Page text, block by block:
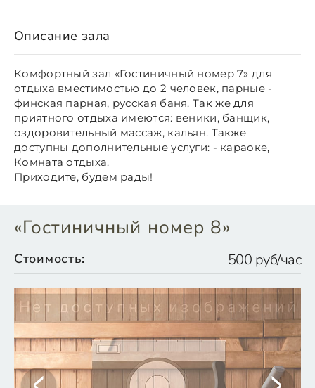
Описание зала
Комфортный зал «Гостиничный номер 7» для
отдыха вместимостью до 2 человек, парные -
финская парная, русская баня. Так же для
приятного отдыха имеются: веники, банщик,
оздоровительный массаж, кальян. Также
доступны дополнительные услуги: - караоке,
Комната отдыха.
Приходите, будем рады!
«Гостиничный номер 8»
Стоимость: 500 руб/час